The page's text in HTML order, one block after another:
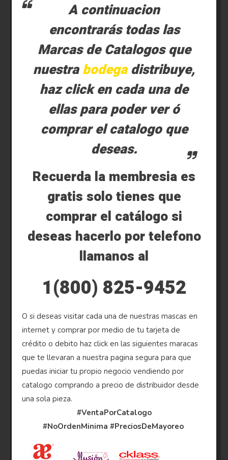
A continuacion
encontrarás todas las
Marcas de Catalogos que
nuestrabodegadistribuye,
haz click en cada una de
ellas para poder ver ó
comprar el catalogo que
deseas.
Recuerda la membresia es
gratis solo tienes que
comprar el catálogo si
deseas hacerlo por telefono
llamanos al
1(800) 825-9452
O si deseas visitar cada una de nuestras mascas en
internet y comprar por medio de tu tarjeta de
crédito o debito haz click en las siguientes maracas
que te llevaran a nuestra pagina segura para que
puedas iniciar tu propio negocio vendiendo por
catalogo comprando a precio de distribuidor desde
una sola pieza.
#VentaPorCatalogo
#NoOrdenMinima #PreciosDeMayoreo